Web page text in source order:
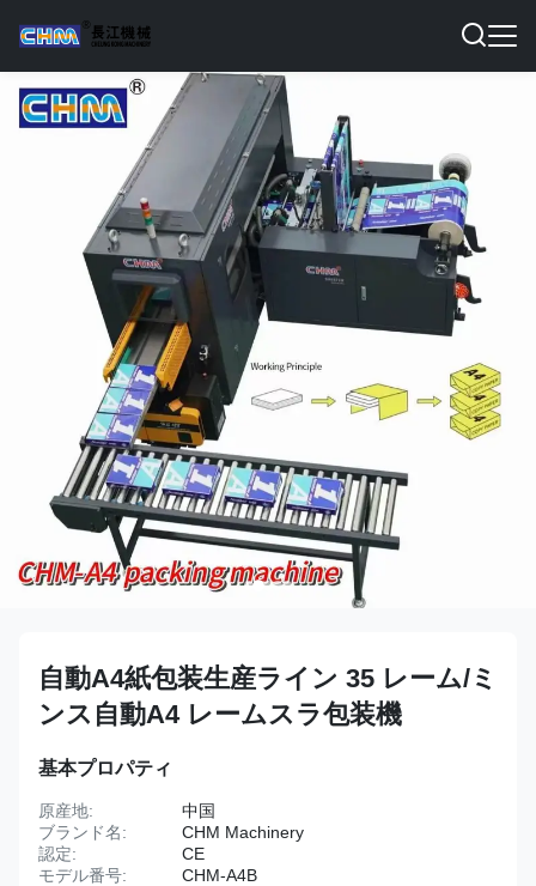
自動A4紙包装生産ライン 35 レーム/ミ
ンス自動A4 レームスラ包装機
基本プロパティ
原産地:
中国
ブランド名:
CHM Machinery
認定:
CE
モデル番号:
CHM-A4B